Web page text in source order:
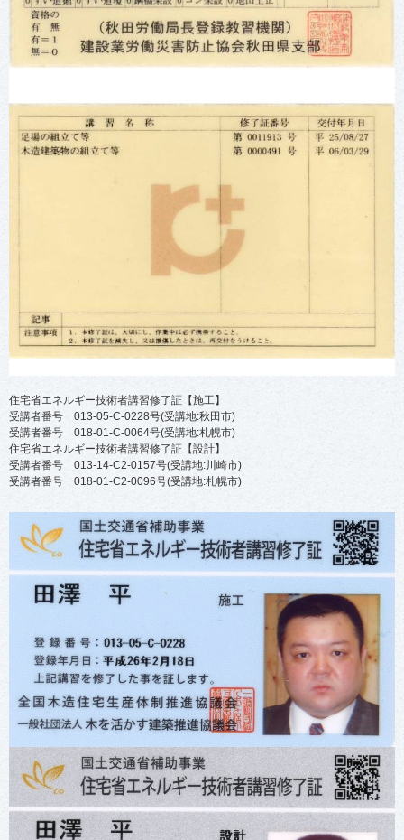
住宅省エネルギー技術者講習修了証【施工】
受講者番号 013-05-C-0228号(受講地:秋田市)
受講者番号 018-01-C-0064号(受講地:札幌市)
住宅省エネルギー技術者講習修了証【設計】
受講者番号 013-14-C2-0157号(受講地:川崎市)
受講者番号 018-01-C2-0096号(受講地:札幌市)